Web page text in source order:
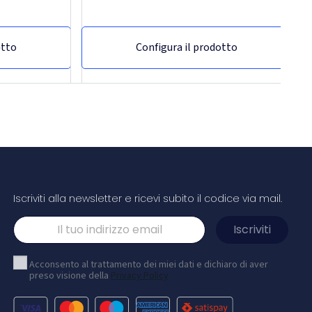
Configura il prodotto
di gilet
essere
o a qualsiasi
al buio.
la sicurezza
Gancio catarifrangente per badge in pvc
Questo pendaglio riflettente può essere
altro oggetto, aumentandone la visibilità al buio.
Utilizzando questi pendagli certificati, la sicurezza
Iscriviti alla newsletter e ricevi subito il codice via mail.
Acconsento al trattamento dei miei dati e dichiaro di aver
preso visione della Privacy Policy